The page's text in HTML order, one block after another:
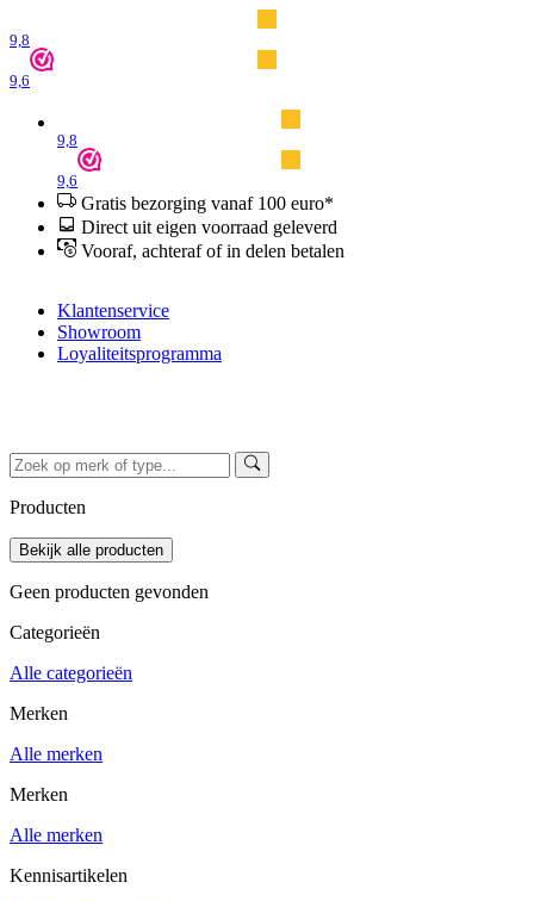
9,8
9,6
9,8
9,6
Gratis bezorging vanaf 100 euro*
Direct uit eigen voorraad geleverd
Vooraf, achteraf of in delen betalen
Klantenservice
Showroom
Loyaliteitsprogramma
Producten
Geen producten gevonden
Categorieën
Alle categorieën
Merken
Alle merken
Merken
Alle merken
Kennisartikelen